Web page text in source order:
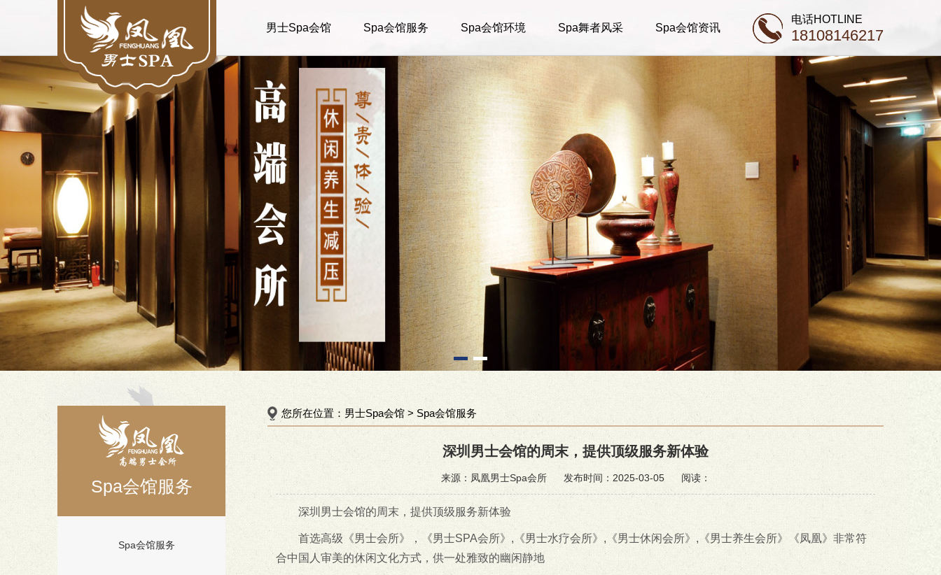
男士Spa会馆 Spa会馆服务 Spa会馆环境 Spa舞者风采 Spa会馆资讯
电话HOTLINE
18108146217
Spa会馆服务
Spa会馆服务
您所在位置： 男士Spa会馆 > Spa会馆服务
深圳男士会馆的周末，提供顶级服务新体验
来源：凤凰男士Spa会所 发布时间：2025-03-05 阅读：
深圳男士会馆的周末，提供顶级服务新体验
首选高级《男士会所》，《男士SPA会所》,《男士水疗会所》,《男士休闲会所》,《男士养生会所》《凤凰》非常符
合中国人审美的休闲文化方式，供一处雅致的幽闲静地